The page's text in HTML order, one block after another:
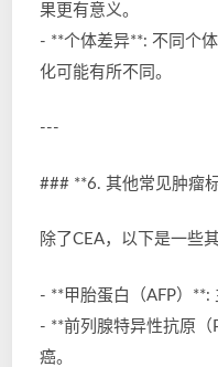
果更有意义。
- **个体差异**: 不同个
化可能有所不同。
---
### **6. 其他常见肿瘤
除了CEA，以下是一些
- **甲胎蛋白（AFP）**:
- **前列腺特异性抗原（
癌。